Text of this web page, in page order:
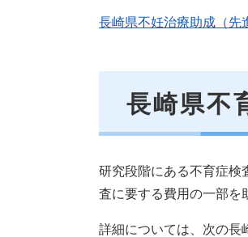
長崎県不妊治療助成（先
長崎県不
研究段階にある不育症検
査に要する費用の一部を
詳細については、次の長